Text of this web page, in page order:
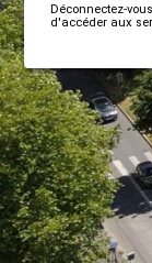
Déconnectez-
d'accéder aux